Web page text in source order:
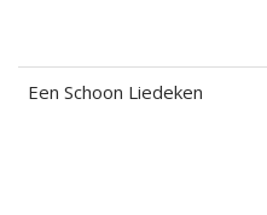
Een Schoon Liedeken